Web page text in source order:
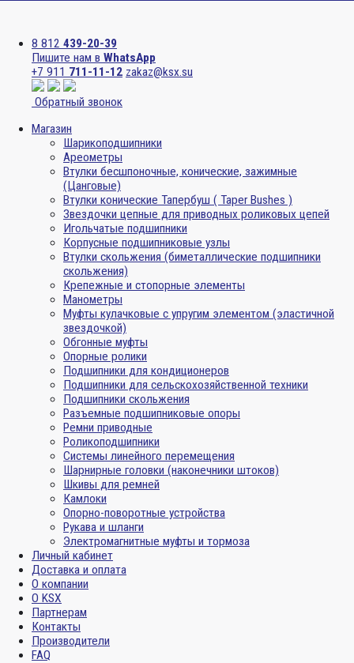
8 812 439-20-39
Пишите нам в WhatsApp
+7 911 711-11-12 zakaz@ksx.su
Обратный звонок
Магазин
Шарикоподшипники
Ареометры
Втулки бесшпоночные, конические, зажимные
(Цанговые)
Втулки конические Тапербуш ( Taper Bushes )
Звездочки цепные для приводных роликовых цепей
Игольчатые подшипники
Корпусные подшипниковые узлы
Втулки скольжения (биметаллические подшипники
скольжения)
Крепежные и стопорные элементы
Манометры
Муфты кулачковые с упругим элементом (эластичной
звездочкой)
Обгонные муфты
Опорные ролики
Подшипники для кондиционеров
Подшипники для сельскохозяйственной техники
Подшипники скольжения
Разъемные подшипниковые опоры
Ремни приводные
Роликоподшипники
Системы линейного перемещения
Шарнирные головки (наконечники штоков)
Шкивы для ремней
Камлоки
Опорно-поворотные устройства
Рукава и шланги
Электромагнитные муфты и тормоза
Личный кабинет
Доставка и оплата
О компании
О KSX
Партнерам
Контакты
Производители
FAQ